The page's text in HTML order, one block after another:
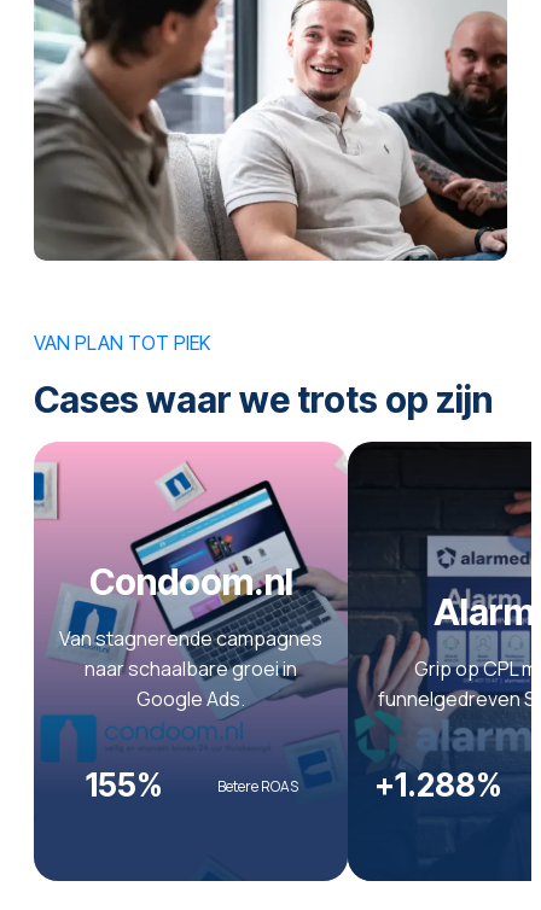
VAN PLAN TOT PIEK
Cases waar we trots op zijn
Condoom.nl
Van stagnerende campagnes
naar schaalbare groei in
Google Ads.
155% Betere ROAS
Grip op CPL
funnelgedreven
+1.288%